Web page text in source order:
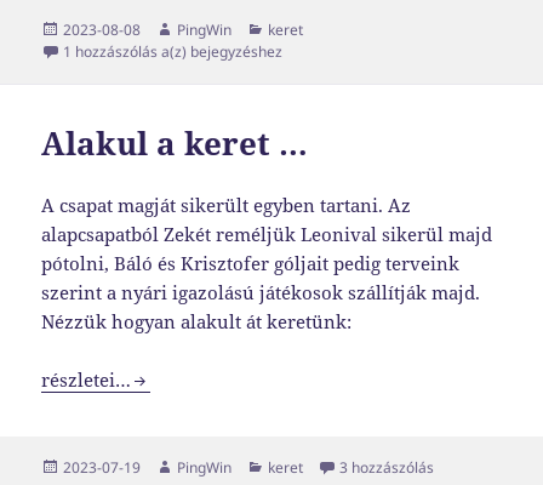
Közzétéve
2023-08-08 Szerző
PingWin Kategória
keret
1 hozzászólás a(z) Sokan nem értik, mitől jó a KTE
bejegyzéshez
Alakul a keret …
A csapat magját sikerült egyben tartani. Az
alapcsapatból Zekét reméljük Leonival sikerül majd
pótolni, Báló és Krisztofer góljait pedig terveink
szerint a nyári igazolású játékosok szállítják majd.
Nézzük hogyan alakult át keretünk:
Alakul a keret …
részletei…
Közzétéve
2023-07-19 Szerző
PingWin Kategória
keret 3 hozzászólás